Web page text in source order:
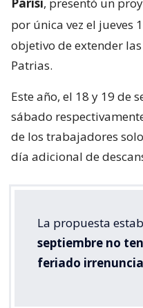
por única vez el jueves
objetivo de extender
Patrias.
Este año, el 18 y 19 de
sábado
de los trabajadores
día adicional de
La propuesta
septiembre no
feriado